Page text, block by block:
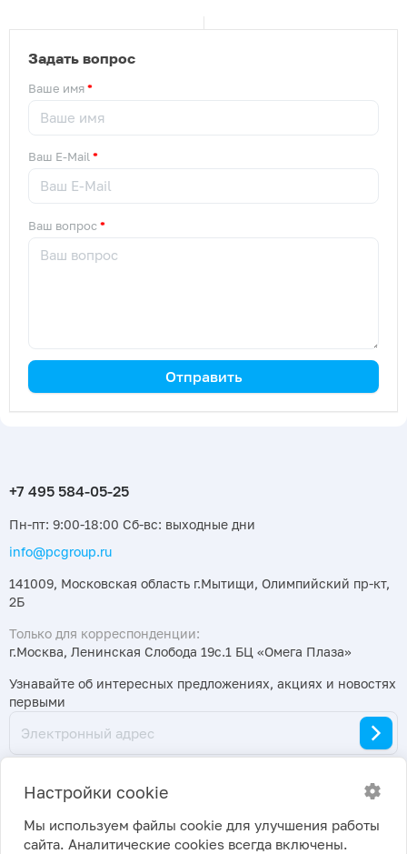
Задать вопрос
Ваше имя
Ваш E-Mail
Ваш вопрос
Пн-пт: 9:00-18:00 Сб-вс: выходные дни
info@pcgroup.ru
141009, Московская область г.Мытищи, Олимпийский пр-кт,
2Б
Только для корреспонденции:
г.Москва, Ленинская Слобода 19с.1 БЦ «Омега Плаза»
Узнавайте об интересных предложениях, акциях и новостях
первыми
Настройки cookie
Мы используем файлы cookie для улучшения работы
сайта. Аналитические cookies всегда включены.